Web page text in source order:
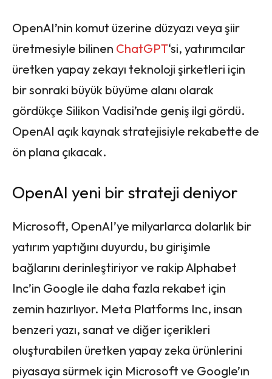
OpenAI’nin komut üzerine düzyazı veya şiir
üretmesiyle bilinen ChatGPT‘si, yatırımcılar
üretken yapay zekayı teknoloji şirketleri için
bir sonraki büyük büyüme alanı olarak
gördükçe Silikon Vadisi’nde geniş ilgi gördü.
OpenAI açık kaynak stratejisiyle rekabette de
ön plana çıkacak.
OpenAI yeni bir strateji deniyor
Microsoft, OpenAI’ye milyarlarca dolarlık bir
yatırım yaptığını duyurdu, bu girişimle
bağlarını derinleştiriyor ve rakip Alphabet
Inc’in Google ile daha fazla rekabet için
zemin hazırlıyor. Meta Platforms Inc, insan
benzeri yazı, sanat ve diğer içerikleri
oluşturabilen üretken yapay zeka ürünlerini
piyasaya sürmek için Microsoft ve Google’ın